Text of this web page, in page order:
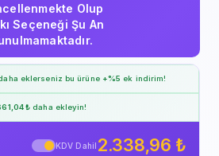
Olup
Seçeneği Şu An
eklerseniz bu ürüne +%5 ek indirim!
₺ daha ekleyin!
KDV Dahil 2.338,96 ₺